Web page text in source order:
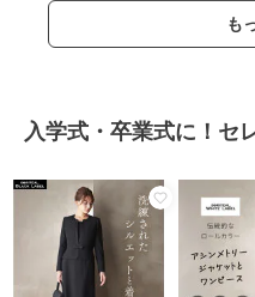
も
入学式・卒業式に！セ